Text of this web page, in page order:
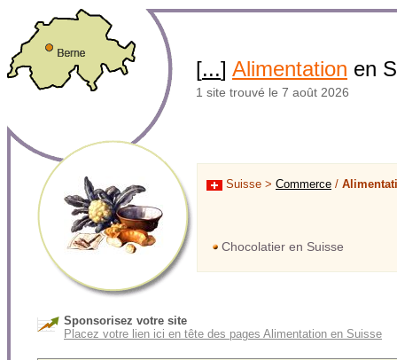
[...] Alimentation en
1 site trouvé le 7 août 2026
Suisse > Commerce /
Chocolatier en Suisse
Sponsorisez votre site
Placez votre lien ici en tête des pages Alimentation en Suisse